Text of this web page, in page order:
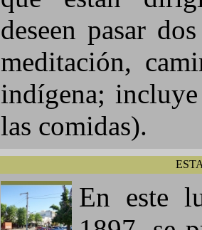
deseen pasar
meditación,
indígena;
las comidas).
En este